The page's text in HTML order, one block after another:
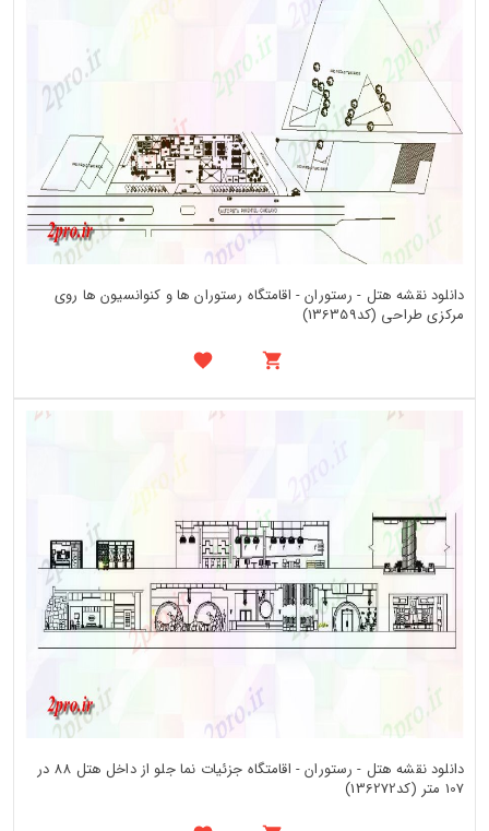
دانلود نقشه هتل - رستوران - اقامتگاه رستوران ها و کنوانسیون ها روی
مرکزی طراحی (کد136359)
دانلود نقشه هتل - رستوران - اقامتگاه جزئیات نما جلو از داخل هتل 88 در
107 متر (کد136272)